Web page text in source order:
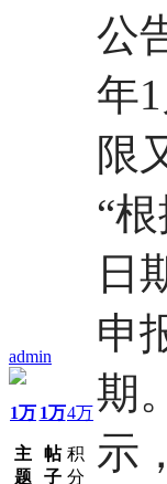
admin
1万
主
题
1万
帖
子
4万
积
分
公
年
限
“
日
申
期
示